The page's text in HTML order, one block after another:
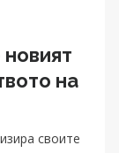
на
своите